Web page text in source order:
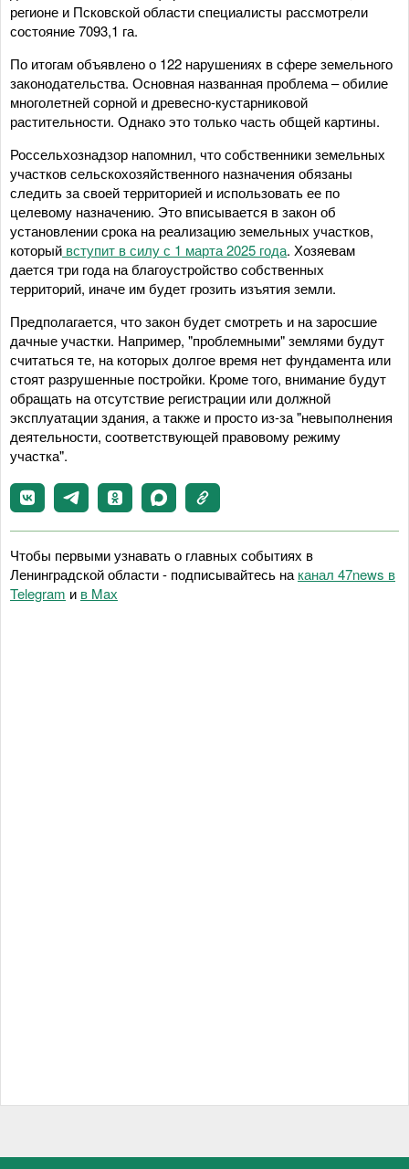
регионе и Псковской области специалисты рассмотрели
состояние 7093,1 га.
По итогам объявлено о 122 нарушениях в сфере земельного
законодательства. Основная названная проблема – обилие
многолетней сорной и древесно-кустарниковой
растительности. Однако это только часть общей картины.
Россельхознадзор напомнил, что собственники земельных
участков сельскохозяйственного назначения обязаны
следить за своей территорией и использовать ее по
целевому назначению. Это вписывается в закон об
установлении срока на реализацию земельных участков,
который вступит в силу с 1 марта 2025 года. Хозяевам
дается три года на благоустройство собственных
территорий, иначе им будет грозить изъятия земли.
Предполагается, что закон будет смотреть и на заросшие
дачные участки. Например, "проблемными" землями будут
считаться те, на которых долгое время нет фундамента или
стоят разрушенные постройки. Кроме того, внимание будут
обращать на отсутствие регистрации или должной
эксплуатации здания, а также и просто из-за "невыполнения
деятельности, соответствующей правовому режиму
участка".
Чтобы первыми узнавать о главных событиях в
Ленинградской области - подписывайтесь на канал 47news в
Telegram и в Maх